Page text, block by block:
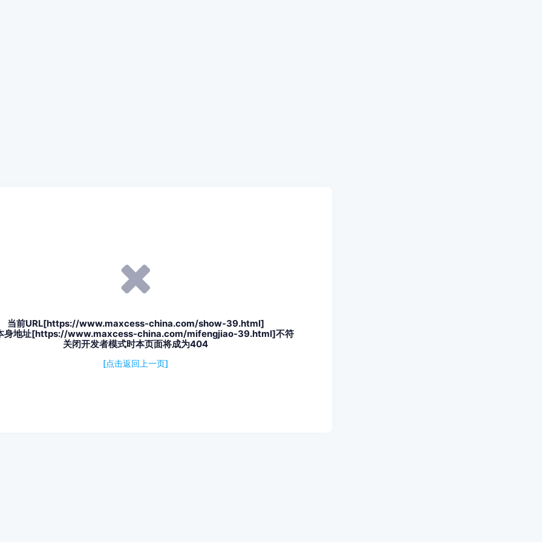
当前URL[https://www.maxcess-china.com/show-39.html]
身地址[https://www.maxcess-china.com/mifengjiao-39.html]不符
关闭开发者模式时本页面将成为404
[点击返回上一页]